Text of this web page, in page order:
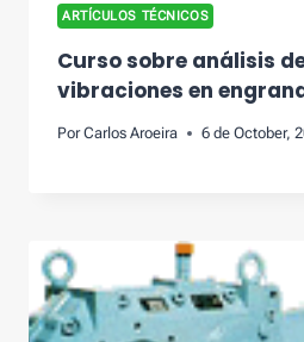
ARTÍCULOS TÉCNICOS
Curso sobre análisis
vibraciones en
Por Carlos Aroeira 6 de October,